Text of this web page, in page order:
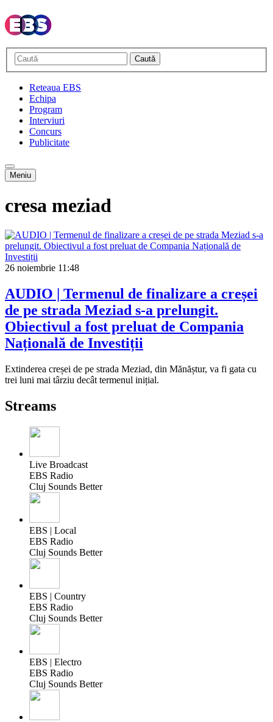
Caută
Reteaua EBS
Echipa
Program
Interviuri
Concurs
Publicitate
Meniu
cresa meziad
26 noiembrie 11:48
AUDIO | Termenul de finalizare a creșei
de pe strada Meziad s-a prelungit.
Obiectivul a fost preluat de Compania
Națională de Investiții
Extinderea creșei de pe strada Meziad, din Mănăștur, va fi gata cu
trei luni mai târziu decât termenul inițial.
Streams
Live Broadcast
EBS Radio
Cluj Sounds Better
EBS | Local
EBS Radio
Cluj Sounds Better
EBS | Country
EBS Radio
Cluj Sounds Better
EBS | Electro
EBS Radio
Cluj Sounds Better